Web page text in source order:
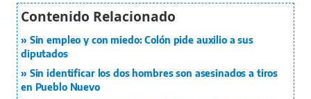
Sin empleo y con miedo: Colón pide auxilio a sus
diputados
Sin identificar los dos hombres son asesinados a tiros
en Pueblo Nuevo